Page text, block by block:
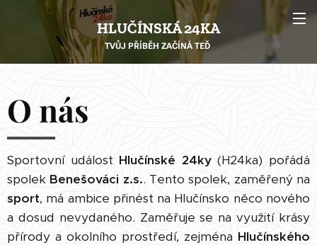
HLUČÍNSKÁ 24KA
TVŮJ PŘÍBĚH ZAČÍNÁ TEĎ
O nás
Sportovní událost Hlučínské 24ky(H24ka) pořádá
spolek Benešováci z.s.. Tento spolek, zaměřený na
sport, má ambice přinést na Hlučínsko něco nového
a dosud nevydaného. Zaměřuje se na využití krásy
přírody a okolního prostředí, zejména Hlučínského